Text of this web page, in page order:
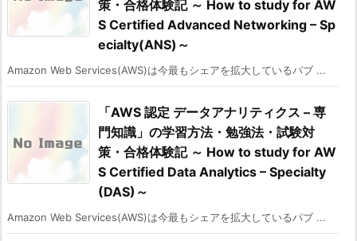
策・合格体験記 ～ How to study for AW
S Certified Advanced Networking – Sp
ecialty(ANS)～
Amazon Web Services(AWS)は今最もシェアを拡大しているパブ ...
「AWS 認定 データアナリティクス – 専
門知識」の学習方法・勉強法・試験対
策・合格体験記 ～ How to study for AW
S Certified Data Analytics – Specialty
(DAS)～
Amazon Web Services(AWS)は今最もシェアを拡大しているパブ ...